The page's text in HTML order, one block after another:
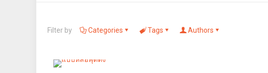
Filter by Categories Tags Authors